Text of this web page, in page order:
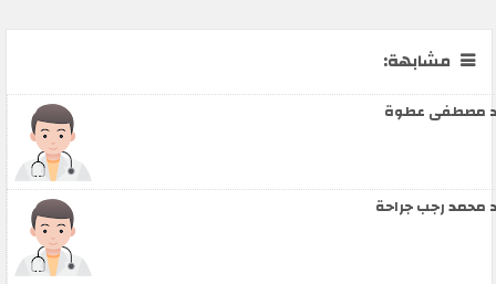
مشابهة:
مصطفى عطوة
محمد رجب جراحة